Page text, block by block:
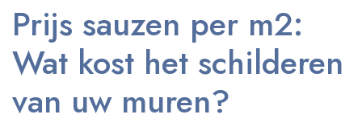
Prijs sauzen per m2:
Wat kost het schilderen
van uw muren?